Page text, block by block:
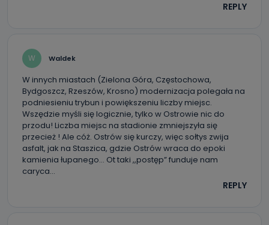
REPLY
W Waldek
W innych miastach (Zielona Góra, Częstochowa,
Bydgoszcz, Rzeszów, Krosno) modernizacja polegała na
podniesieniu trybun i powiększeniu liczby miejsc.
Wszędzie myśli się logicznie, tylko w Ostrowie nic do
przodu! Liczba miejsc na stadionie zmniejszyła się
przecież ! Ale cóż. Ostrów się kurczy, więc sołtys zwija
asfalt, jak na Staszica, gdzie Ostrów wraca do epoki
kamienia łupanego… Ot taki ,,postęp” funduje nam
caryca…
REPLY